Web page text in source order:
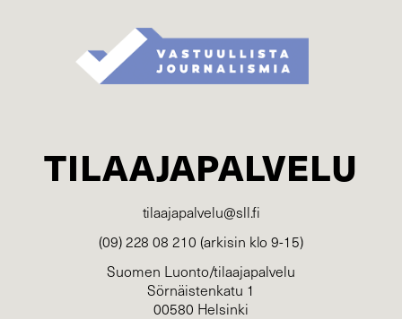
TILAAJAPALVELU
tilaajapalvelu@sll.fi
(09) 228 08 210 (arkisin klo 9-15)
Suomen Luonto/tilaajapalvelu
Sörnäistenkatu 1
00580 Helsinki